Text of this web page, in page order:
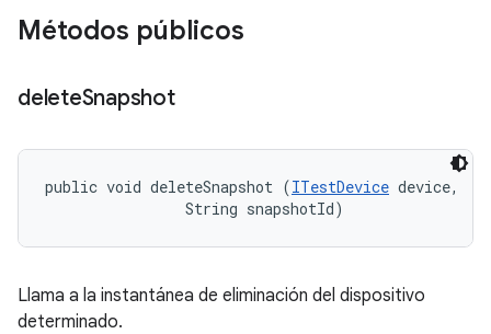
Métodos públicos
deleteSnapshot
public void deleteSnapshot (ITestDevice device,
                String snapshotId)
Llama a la instantánea de eliminación del dispositivo
determinado.